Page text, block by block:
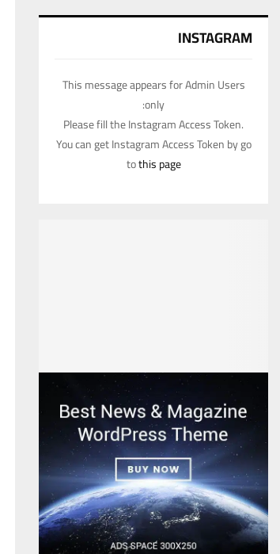
INSTAGRAM
This message appears for Admin Users
only:
Please fill the Instagram Access Token.
You can get Instagram Access Token by go
tothis page